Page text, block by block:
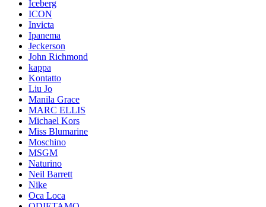
Iceberg
ICON
Invicta
Ipanema
Jeckerson
John Richmond
kappa
Kontatto
Liu Jo
Manila Grace
MARC ELLIS
Michael Kors
Miss Blumarine
Moschino
MSGM
Naturino
Neil Barrett
Nike
Oca Loca